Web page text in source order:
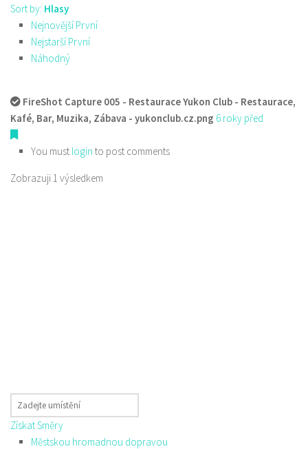
Sort by: Hlasy
Nejnovější První
Nejstarší První
Náhodný
FireShot Capture 005 - Restaurace Yukon Club - Restaurace,
Kafé, Bar, Muzika, Zábava - yukonclub.cz.png 6 roky před
You must login to post comments
Zobrazuji 1 výsledkem
Získat Směry
Městskou hromadnou dopravou